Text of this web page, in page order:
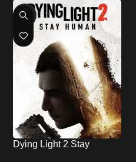
-82%
Dying Light 2 Stay